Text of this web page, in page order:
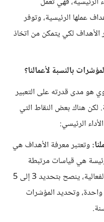
عملها الرئيسية، وتوفر
لكي يتمكن من اتخاذ
بالنسبة لأعمالنا؟
هو مدى قدرته على التعبير
لكن هناك بعض النقاط التي
الرئيسي:
وتعتبر معرفة الأهداف هي
هي قياسات مرتبطة
بالأهداف الأساسية. ولمزيد من الفعالية، ينصح بتحديد 3 إلى 5
وتحديد المؤشرات